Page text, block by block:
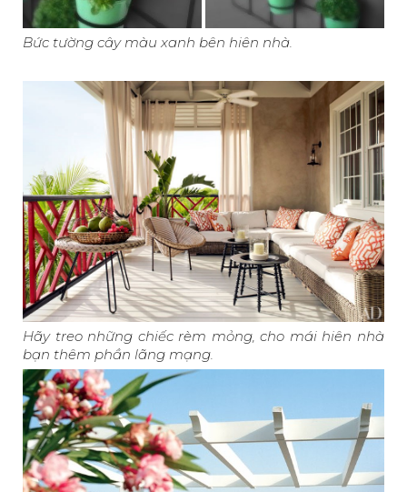
Bức tường cây màu xanh bên hiên nhà.
Hãy treo những chiếc rèm mỏng, cho mái hiên nhà
bạn thêm phần lãng mạng.